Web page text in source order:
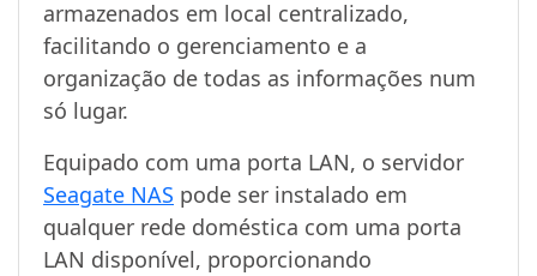
armazenados em local centralizado,
facilitando o gerenciamento e a
organização de todas as informações num
só lugar.
Equipado com uma porta LAN, o servidor
Seagate NAS pode ser instalado em
qualquer rede doméstica com uma porta
LAN disponível, proporcionando